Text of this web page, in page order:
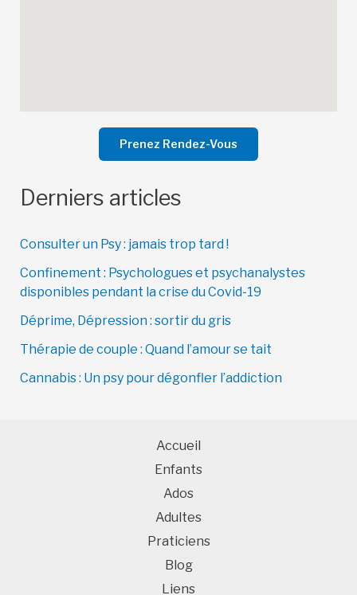
Prenez Rendez-Vous
Derniers articles
Consulter un Psy : jamais trop tard !
Confinement : Psychologues et psychanalystes
disponibles pendant la crise du Covid-19
Déprime, Dépression : sortir du gris
Thérapie de couple : Quand l’amour se tait
Cannabis : Un psy pour dégonfler l’addiction
Accueil
Enfants
Ados
Adultes
Praticiens
Blog
Liens